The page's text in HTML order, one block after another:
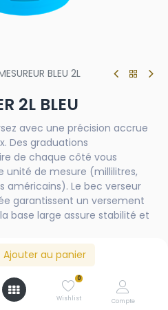
Ajouter au panier
0
Wishlist Compte
BLEU 2L
2L BLEU
avec une précision accrue
Des graduations
de chaque côté vous
de mesure (millilitres,
américains). Le bec verseur
garantissent un versement
base large assure stabilité et